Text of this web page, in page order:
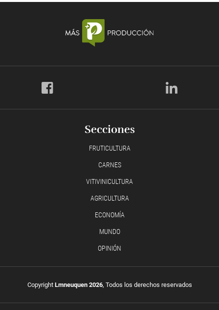
Secciones
FRUTICULTURA
CARNES
VITIVINICULTURA
AGRICULTURA
ECONOMÍA
MUNDO
OPINIÓN
Copyright Lmneuquen 2026, Todos los derechos reservados